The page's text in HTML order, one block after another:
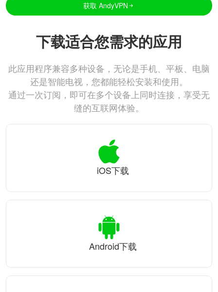
获取 AndyVPN
下载适合您需求的应用
此应用程序兼容多种设备，无论是手机、平板、电脑
还是智能电视，您都能轻松安装和使用。
通过一次订阅，即可在多个设备上同时连接，享受无
缝的互联网体验。
iOS下载
Android下载